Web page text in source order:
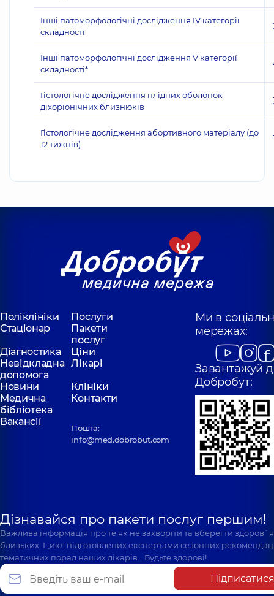
Інші патоморфологічні дослідження IV категорії
складності
Інші патоморфологічні дослідження V категорії
складності*
Гістологічне дослідження плідних оболонок
діхоріонічних близнюків
Гістологічне дослідження абортивного матеріалу (до
12 тижнів)
Поліклініки
Послуги
Стаціонар
Пакети
послуг
Діагностика
Ціни
Невідкладна
допомога
Лікарі
Новини
Клініки
Медична
бібліотека
Контакти
Вакансії
Пошта:
info@med.dobrobut.com
Ми в
мережах:
Завантажуй
Добробут:
Дізнавайся про пакети послуг першим!
Важлива інформація про те як не захворіти та вберегти
близьких. Цикл підготовлених експертами сезонних
тематичних порад наших лікарів… Будьте здорові!
Підписатися